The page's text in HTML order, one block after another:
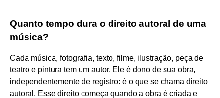
Quanto tempo dura o direito autoral de uma
música?
Cada música, fotografia, texto, filme, ilustração, peça de
teatro e pintura tem um autor. Ele é dono de sua obra,
independentemente de registro: é o que se chama direito
autoral. Esse direito começa quando a obra é criada e